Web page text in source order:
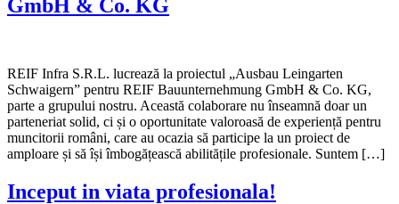
GmbH & Co. KG
REIF Infra S.R.L. lucrează la proiectul „Ausbau Leingarten
Schwaigern” pentru REIF Bauunternehmung GmbH & Co. KG,
parte a grupului nostru. Această colaborare nu înseamnă doar un
parteneriat solid, ci și o oportunitate valoroasă de experiență pentru
muncitorii români, care au ocazia să participe la un proiect de
amploare și să își îmbogățească abilitățile profesionale. Suntem […]
Inceput in viata profesionala!